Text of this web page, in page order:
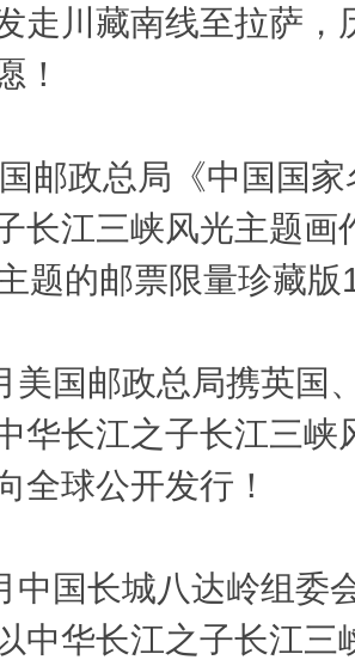
走川藏南线至拉萨，
！
邮政总局《中国国
长江三峡风光主题画
题的邮票限量珍藏版
美国邮政总局携英国
华长江之子长江三峡
全球公开发行！
中国长城八达岭组委
中华长江之子长江三